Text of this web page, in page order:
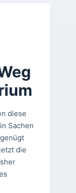
diese
Sachen
die